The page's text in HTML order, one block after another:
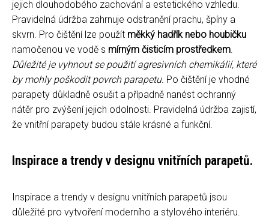
jejich dlouhodobého zachování a estetického vzhledu.
Pravidelná údržba zahrnuje odstranění prachu, špíny a
skvrn. Pro čištění lze použít měkký hadřík nebo houbičku
namočenou ve vodě s mírným čisticím prostředkem.
Důležité je vyhnout se použití agresivních chemikálií, které
by mohly poškodit povrch parapetu. Po čištění je vhodné
parapety důkladně osušit a případně nanést ochranný
nátěr pro zvýšení jejich odolnosti. Pravidelná údržba zajistí,
že vnitřní parapety budou stále krásné a funkční.
Inspirace a trendy v designu vnitřních parapetů.
Inspirace a trendy v designu vnitřních parapetů jsou
důležité pro vytvoření moderního a stylového interiéru.